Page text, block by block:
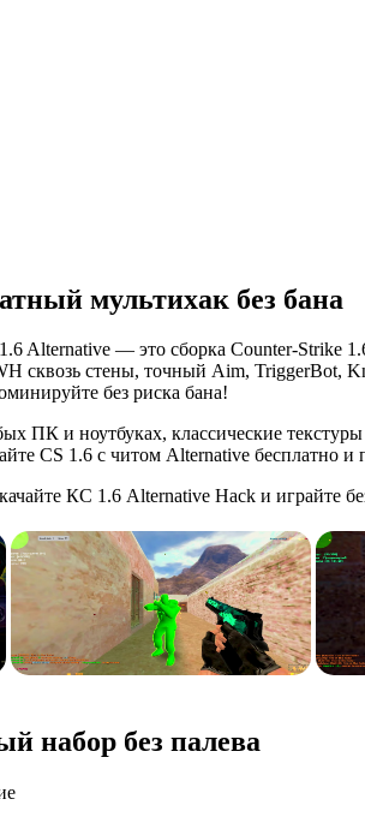
мультихак без бана
Alternative — это сборка Counter-
стены, точный Aim, TriggerBot,
без риска бана!
ПК и ноутбуках, классические
CS 1.6 с читом Alternative бесплатно и
КС 1.6 Alternative Hack и играйте
набор без палева